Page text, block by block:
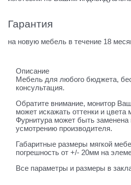
Гарантия
на новую мебель в течение 18
Описание
Мебель для любого бюджета,
консультация.
Обратите внимание, монитор
может искажать оттенки и цвета
Фурнитура может быть заменена
усмотрению производителя.
Габаритные размеры мягкой
погрешность от +/- 20мм на
Все параметры и размеры в